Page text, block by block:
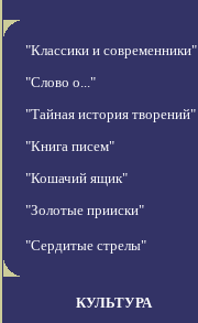
"Классики и современники"
"Слово о..."
"Тайная история творений"
"Книга писем"
"Кошачий ящик"
"Золотые прииски"
"Сердитые стрелы"
КУЛЬТУРА